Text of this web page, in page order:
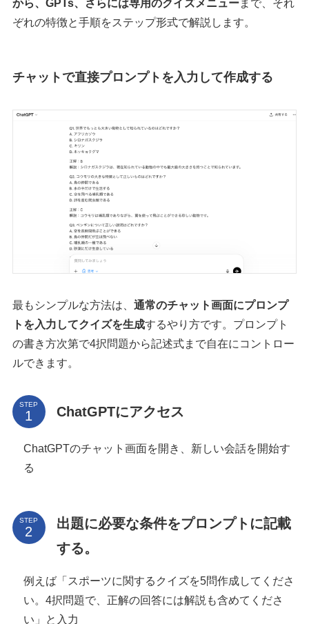
から、GPTs、さらには専用のクイズメニューまで、それ
ぞれの特徴と手順をステップ形式で解説します。
チャットで直接プロンプトを入力して作成する
最もシンプルな方法は、 通常のチャット画面にプロンプ
トを入力してクイズを生成するやり方です。プロンプト
の書き方次第で4択問題から記述式まで自在にコントロー
ルできます。
STEP ChatGPTにアクセス
ChatGPTのチャット画面を開き、新しい会話を開始す
る
STEP
出題に必要な条件をプロンプトに記載
する。
例えば「スポーツに関するクイズを5問作成してくださ
い。4択問題で、正解の回答には解説も含めてくださ
い」と入力